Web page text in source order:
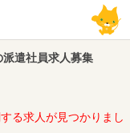
遣社員求人募集
る求人が見つかりまし